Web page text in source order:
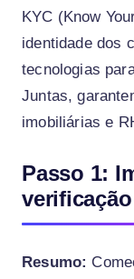
KYC (Know
identidade dos
tecnologias
Juntas,
imobiliárias e
Passo 1:
Resumo: